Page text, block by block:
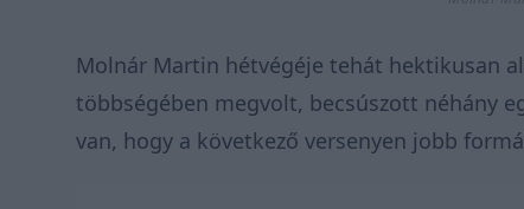
Molnár Martin hétvégéje tehát hektikusan
többségében megvolt, becsúszott néhány
van, hogy a következő versenyen jobb